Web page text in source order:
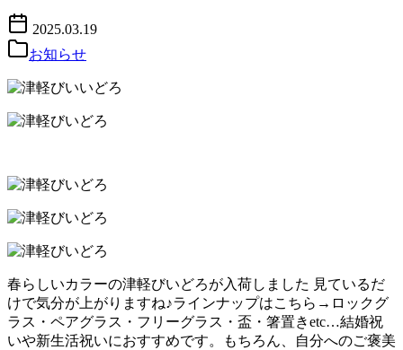
2025.03.19
お知らせ
春らしいカラーの津軽びいどろが入荷しました 見ているだ
けで気分が上がりますね♪ラインナップはこちら‍→ロックグ
ラス・ペアグラス・フリーグラス・盃・箸置きetc…結婚祝
いや新生活祝いにおすすめです。もちろん、自分へのご褒美